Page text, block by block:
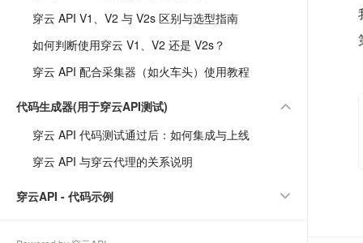
穿云 API V1、V2 与 V2s 区别与选型指南
如何判断使用穿云 V1、V2 还是 V2s？
穿云 API 配合采集器（如火车头）使用教程
代码生成器(用于穿云API测试)
穿云 API 代码测试通过后：如何集成与上线
穿云 API 与穿云代理的关系说明
穿云API - 代码示例